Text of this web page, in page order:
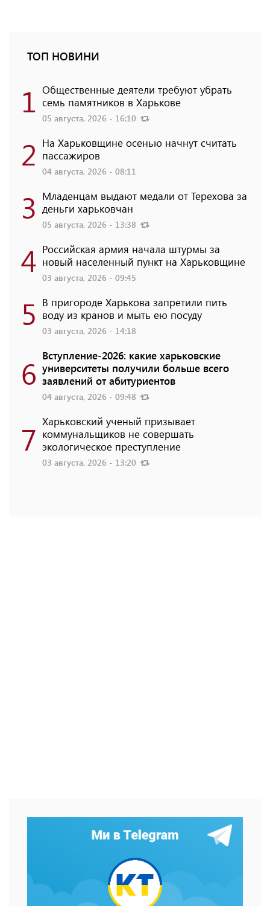
ТОП НОВИНИ
1 Общественные деятели требуют убрать
семь памятников в Харькове
05 августа, 2026 - 16:10
2 На Харьковщине осенью начнут считать
пассажиров
04 августа, 2026 - 08:11
3 Младенцам выдают медали от Терехова за
деньги харьковчан
05 августа, 2026 - 13:38
4 Российская армия начала штурмы за
новый населенный пункт на Харьковщине
03 августа, 2026 - 09:45
5 В пригороде Харькова запретили пить
воду из кранов и мыть ею посуду
03 августа, 2026 - 14:18
6 Вступление-2026: какие харьковские
университеты получили больше всего
заявлений от абитуриентов
04 августа, 2026 - 09:48
7 Харьковский ученый призывает
коммунальщиков не совершать
экологическое преступление
03 августа, 2026 - 13:20